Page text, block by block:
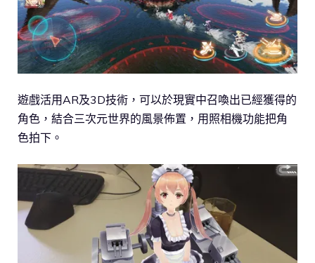
遊戲活用AR及3D技術，可以於現實中召喚出已經獲得的
角色，結合三次元世界的風景佈置，用照相機功能把角
色拍下。